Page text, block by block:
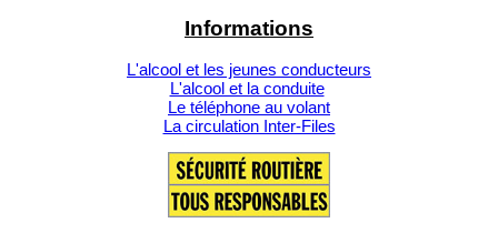
Informations
L'alcool et les jeunes conducteurs
L'alcool et la conduite
Le téléphone au volant
La circulation Inter-Files